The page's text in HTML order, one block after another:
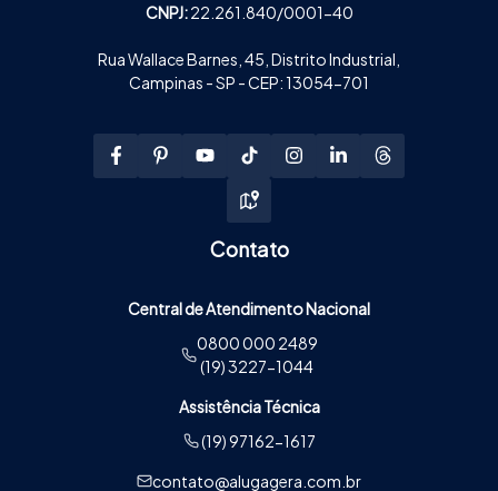
CNPJ:22.261.840/0001-40
Rua Wallace Barnes, 45, Distrito Industrial,
Campinas - SP - CEP: 13054-701
Contato
Central de Atendimento Nacional
0800 000 2489
(19) 3227-1044
Assistência Técnica
(19) 97162-1617
contato@alugagera.com.br